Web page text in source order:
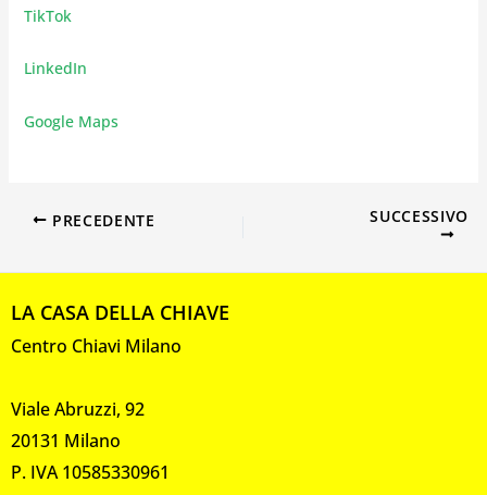
TikTok
LinkedIn
Google Maps
PRECEDENTE SUCCESSIVO
LA CASA DELLA CHIAVE
Centro Chiavi Milano
Viale Abruzzi, 92
20131 Milano
P. IVA 10585330961